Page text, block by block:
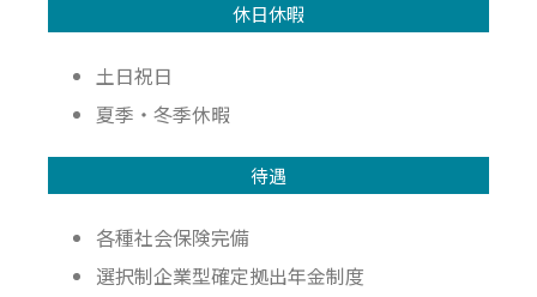
休日休暇
土日祝日
夏季・冬季休暇
待遇
各種社会保険完備
選択制企業型確定拠出年金制度